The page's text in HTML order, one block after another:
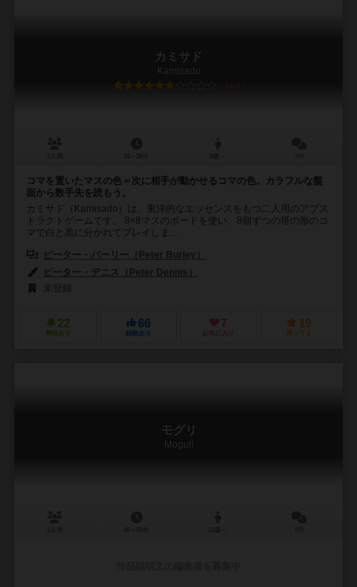
カミサド
Kamisado
6.0
コマを置いたマスの色＝次に相手が動かせるコマの色。カラフルな盤
面から数手先を読もう。
カミサド（Kamisado）は、東洋的なエッセンスをもつ二人用のアブス
トラクトゲームです。 8×8マスのボードを使い、8個ずつの塔の形のコ
マで白と黒に分かれてプレイしま...
ピーター・バーリー（Peter Burley）
ピーター・デニス（Peter Dennis）
22
興味あり
66
経験あり
7
お気に入り
19
持ってる
モグリ
Moguli